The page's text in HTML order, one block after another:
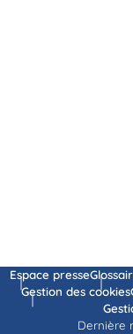
Espace presse
Gestion des cookies
Dernière